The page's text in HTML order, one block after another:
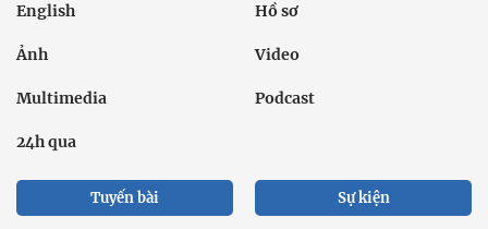
English Hồ sơ
Ảnh Video
Multimedia Podcast
24h qua
Tuyến bài Sự kiện